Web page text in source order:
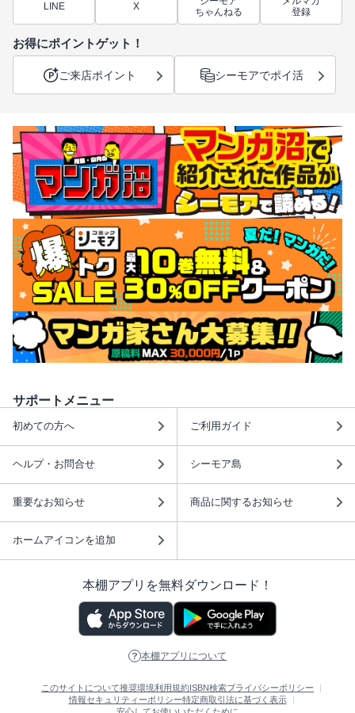
LINE X
ちゃんねる
登録
お得にポイントゲット！
ご来店ポイント シーモアでポイ活
サポートメニュー
初めての方へ ご利用ガイド
ヘルプ・お問合せ シーモア島
重要なお知らせ 商品に関するお知らせ
ホームアイコンを追加
本棚アプリを無料ダウンロード！
本棚アプリについて
このサイトについて推奨環境利用規約 ISBN検索プライバシーポリシー
情報セキュリティーポリシー特定商取引法に基づく表示